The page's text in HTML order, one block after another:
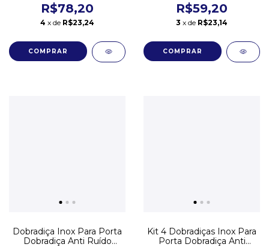
R$78,20
4 x de R$23,24
R$59,20
3 x de R$23,14
Dobradiça Inox Para Porta
Dobradiça Anti Ruído
Kit 4 Dobradiças Inox Para
Porta Dobradiça Anti